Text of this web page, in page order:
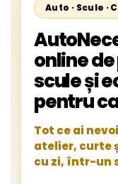
Auto · Scule ·
online
scule și
pentru
Tot ce ai
atelier, curte
cu zi, într-un